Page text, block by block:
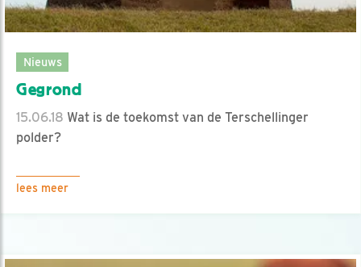
Nieuws
Gegrond
15.06.18 Wat is de toekomst van de Terschellinger
polder?
lees meer